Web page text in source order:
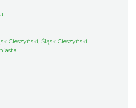
Cieszyński, Śląsk Cieszyński